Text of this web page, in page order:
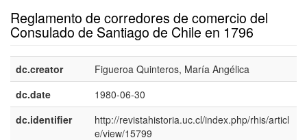
Reglamento de corredores de comercio del
Consulado de Santiago de Chile en 1796
dc.creator
Figueroa Quinteros, María Angélica
dc.date
1980-06-30
dc.identifier
http://revistahistoria.uc.cl/index.php/rhis/articl
e/view/15799